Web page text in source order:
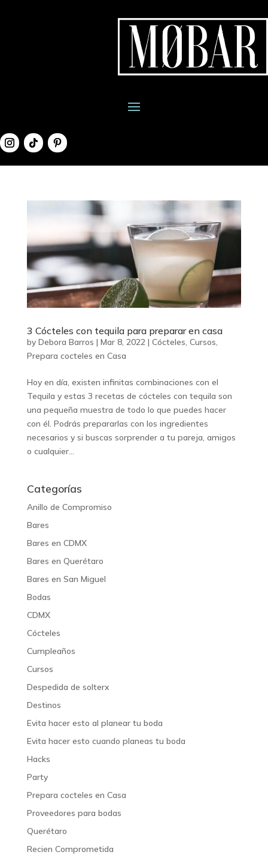
3 Cócteles con tequila para preparar en casa
by Debora Barros | Mar 8, 2022| Cócteles, Cursos,
Prepara cocteles en Casa
Hoy en día, existen infinitas combinaciones con el
Tequila y estas 3 recetas de cócteles con tequila son
una pequeña muestra de todo lo que puedes hacer
con él. Podrás prepararlas con los ingredientes
necesarios y si buscas sorprender a tu pareja, amigos
o cualquier...
Categorías
Anillo de Compromiso
Bares
Bares en CDMX
Bares en Querétaro
Bares en San Miguel
Bodas
CDMX
Cócteles
Cumpleaños
Cursos
Despedida de solterx
Destinos
Evita hacer esto al planear tu boda
Evita hacer esto cuando planeas tu boda
Hacks
Party
Prepara cocteles en Casa
Proveedores para bodas
Querétaro
Recien Comprometida